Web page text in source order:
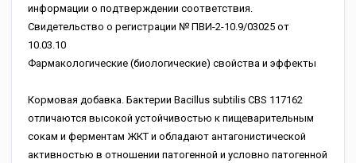
информации о подтверждении соответствия.
Свидетельство о регистрации № ПВИ-2-10.9/03025 от
10.03.10
Фармакологические (биологические) свойства и эффекты
Кормовая добавка. Бактерии Bacillus subtilis CBS 117162
отличаются высокой устойчивостью к пищеварительным
сокам и ферментам ЖКТ и обладают антагонистической
активностью в отношении патогенной и условно патогенной